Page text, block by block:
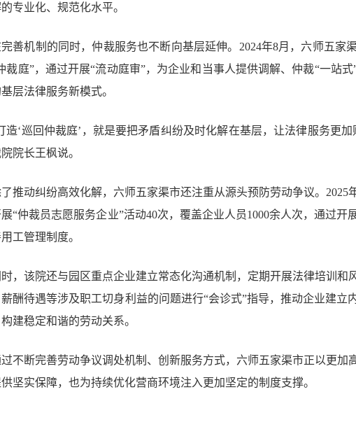
专业化、规范化水平。
善机制的同时，仲裁服务也不断向基层延伸。2024年8月，六师五家
裁庭”，通过开展“流动庭审”，为企业和当事人提供调解、仲裁“一站
层法律服务新模式。
造‘巡回仲裁庭’，就是要把矛盾纠纷及时化解在基层，让法律服务更
院长王枫说。
了推动纠纷高效化解，六师五家渠市还注重从源头预防劳动争议。
“仲裁员志愿服务企业”活动40次，覆盖企业人员1000余人次，通过
工管理制度。
时，该院还与园区重点企业建立常态化沟通机制，定期开展法律培训和
酬待遇等涉及职工切身利益的问题进行“会诊式”指导，推动企业建立
建稳定和谐的劳动关系。
不断完善劳动争议调处机制、创新服务方式，六师五家渠市正以更加
坚实保障，也为持续优化营商环境注入更加坚定的制度支撑。